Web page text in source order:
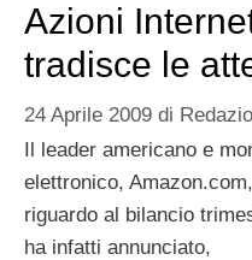
Azioni
tradisce le
24 Aprile 2009 di
Il leader americano e
elettronico,
riguardo al bilancio
ha infatti annunciato,